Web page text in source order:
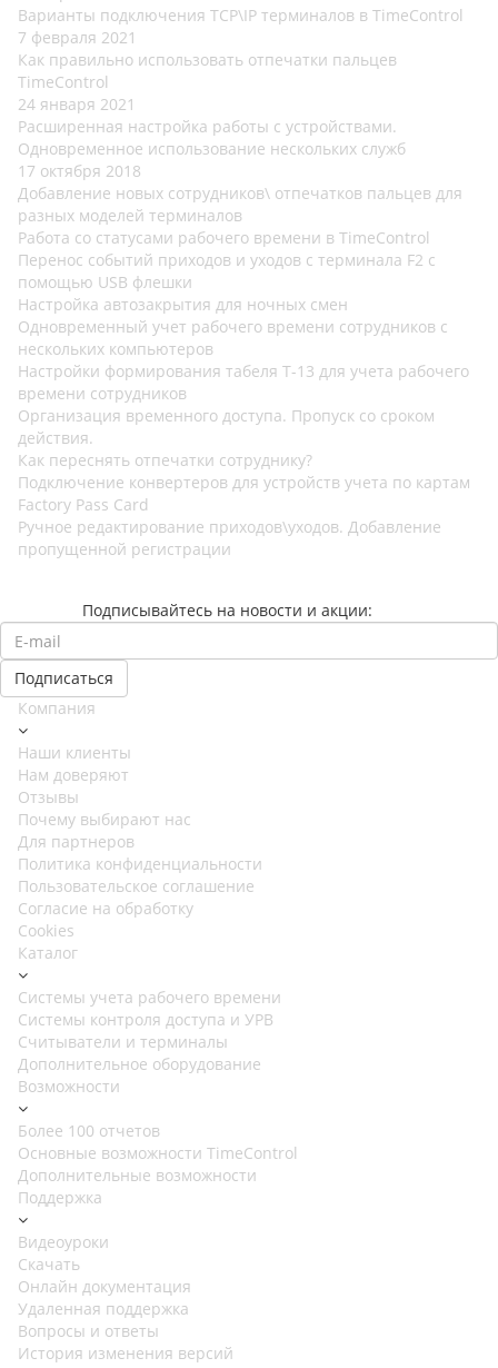
Варианты подключения TCP\IP терминалов в TimeControl
7 февраля 2021
Как правильно использовать отпечатки пальцев
TimeControl
24 января 2021
Расширенная настройка работы с устройствами.
Одновременное использование нескольких служб
17 октября 2018
Добавление новых сотрудников\ отпечатков пальцев для
разных моделей терминалов
Работа со статусами рабочего времени в TimeControl
Перенос событий приходов и уходов с терминала F2 c
помощью USB флешки
Настройка автозакрытия для ночных смен
Одновременный учет рабочего времени сотрудников с
нескольких компьютеров
Настройки формирования табеля Т-13 для учета рабочего
времени сотрудников
Организация временного доступа. Пропуск со сроком
действия.
Как переснять отпечатки сотруднику?
Подключение конвертеров для устройств учета по картам
Factory Pass Card
Ручное редактирование приходов\уходов. Добавление
пропущенной регистрации
Подписывайтесь на новости и акции:
Компания
Наши клиенты
Нам доверяют
Отзывы
Почему выбирают нас
Для партнеров
Политика конфиденциальности
Пользовательское соглашение
Согласие на обработку
Cookies
Каталог
Cистемы учета рабочего времени
Системы контроля доступа и УРВ
Считыватели и терминалы
Дополнительное оборудование
Возможности
Более 100 отчетов
Основные возможности TimeControl
Дополнительные возможности
Поддержка
Видеоуроки
Скачать
Онлайн документация
Удаленная поддержка
Вопросы и ответы
История изменения версий